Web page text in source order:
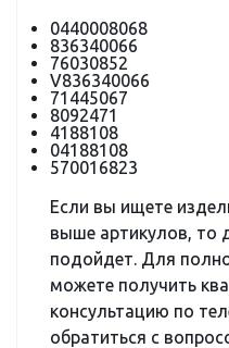
0440008068
836340066
76030852
V836340066
71445067
8092471
4188108
04188108
570016823
Если вы ищете
выше артикулов, то
подойдет. Для
можете получить
консультацию по
обратиться с